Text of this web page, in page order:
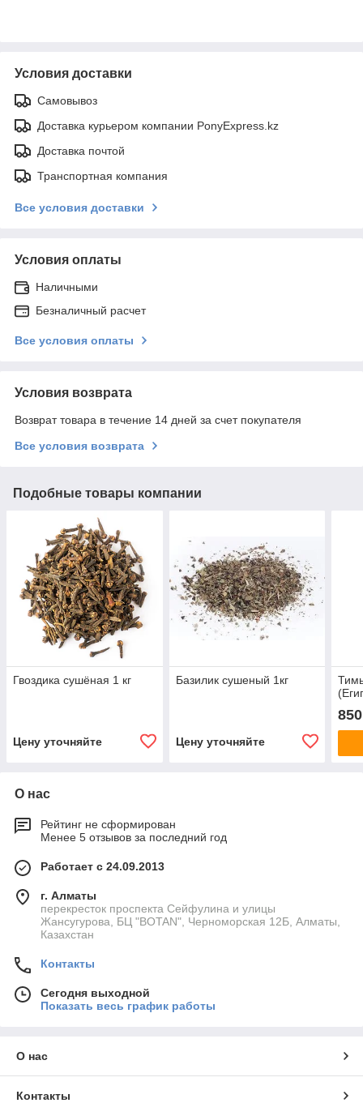
Условия доставки
Самовывоз
Доставка курьером компании PonyExpress.kz
Доставка почтой
Транспортная компания
Все условия доставки
Условия оплаты
Наличными
Безналичный расчет
Все условия оплаты
Условия возврата
Возврат товара в течение 14 дней за счет покупателя
Все условия возврата
Подобные товары компании
Гвоздика сушёная 1 кг
Цену уточняйте
Базилик сушеный 1кг
Цену уточняйте
850
О нас
Рейтинг не сформирован
Менее 5 отзывов за последний год
Работает с 24.09.2013
г. Алматы
перекресток проспекта Сейфулина и улицы
Жансугурова, БЦ "BOTAN", Черноморская 12Б, Алматы,
Казахстан
Контакты
Сегодня выходной
Показать весь график работы
О нас
Контакты